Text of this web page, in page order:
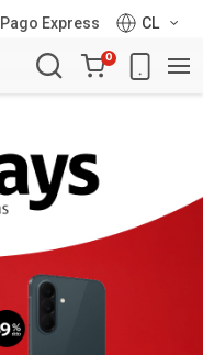
Pago Express
CL
Carro
de
0